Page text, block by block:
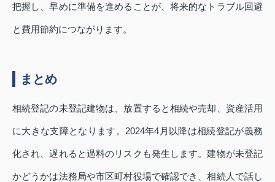
把握し、早めに準備を進めることが、将来的なトラブル回避
と費用節約につながります。
まとめ
相続登記の未登記建物は、放置すると相続や売却、資産活用
に大きな支障となります。2024年4月以降は相続登記が義務
化され、遅れると過料のリスクも発生します。建物が未登記
かどうかは法務局や市区町村役場で確認でき、相続人で話し